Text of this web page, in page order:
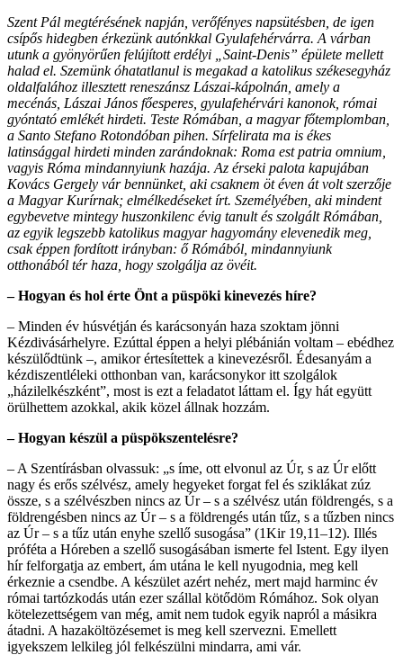
Szent Pál megtérésének napján, verőfényes napsütésben, de igen
csípős hidegben érkezünk autónkkal Gyulafehérvárra. A várban
utunk a gyönyörűen felújított erdélyi „Saint-Denis” épülete mellett
halad el. Szemünk óhatatlanul is megakad a katolikus székesegyház
oldalfalához illesztett reneszánsz Lászai-kápolnán, amely a
mecénás, Lászai János főesperes, gyulafehérvári kanonok, római
gyóntató emlékét hirdeti. Teste Rómában, a magyar főtemplomban,
a Santo Stefano Rotondóban pihen. Sírfelirata ma is ékes
latinsággal hirdeti minden zarándoknak: Roma est patria omnium,
vagyis Róma mindannyiunk hazája. Az érseki palota kapujában
Kovács Gergely vár bennünket, aki csaknem öt éven át volt szerzője
a Magyar Kurírnak; elmélkedéseket írt. Személyében, aki mindent
egybevetve mintegy huszonkilenc évig tanult és szolgált Rómában,
az egyik legszebb katolikus magyar hagyomány elevenedik meg,
csak éppen fordított irányban: ő Rómából, mindannyiunk
otthonából tér haza, hogy szolgálja az övéit.
– Hogyan és hol érte Önt a püspöki kinevezés híre?
– Minden év húsvétján és karácsonyán haza szoktam jönni
Kézdivásárhelyre. Ezúttal éppen a helyi plébánián voltam – ebédhez
készülődtünk –, amikor értesítettek a kinevezésről. Édesanyám a
kézdiszentléleki otthonban van, karácsonykor itt szolgálok
„házilelkészként”, most is ezt a feladatot láttam el. Így hát együtt
örülhettem azokkal, akik közel állnak hozzám.
– Hogyan készül a püspökszentelésre?
– A Szentírásban olvassuk: „s íme, ott elvonul az Úr, s az Úr előtt
nagy és erős szélvész, amely hegyeket forgat fel és sziklákat zúz
össze, s a szélvészben nincs az Úr – s a szélvész után földrengés, s a
földrengésben nincs az Úr – s a földrengés után tűz, s a tűzben nincs
az Úr – s a tűz után enyhe szellő susogása” (1Kir 19,11–12). Illés
próféta a Hóreben a szellő susogásában ismerte fel Istent. Egy ilyen
hír felforgatja az embert, ám utána le kell nyugodnia, meg kell
érkeznie a csendbe. A készület azért nehéz, mert majd harminc év
római tartózkodás után ezer szállal kötődöm Rómához. Sok olyan
kötelezettségem van még, amit nem tudok egyik napról a másikra
átadni. A hazaköltözésemet is meg kell szervezni. Emellett
igyekszem lelkileg jól felkészülni mindarra, ami vár.